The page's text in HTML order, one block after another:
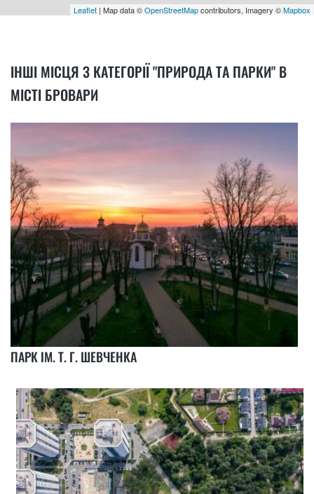
Leaflet | Map data ©OpenStreetMapcontributors, Imagery ©Mapbox
ІНШІ МІСЦЯ З КАТЕГОРІЇ "ПРИРОДА ТА ПАРКИ" В
МІСТІ БРОВАРИ
ПАРК ІМ. Т. Г. ШЕВЧЕНКА